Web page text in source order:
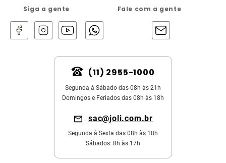
Siga a gente Fale com a gente
(11) 2955-1000
Segunda à Sábado das 08h às 21h
Domingos e Feriados das 08h às 18h
sac@joli.com.br
Segunda à Sexta das 08h às 18h
Sábados: 8h às 17h